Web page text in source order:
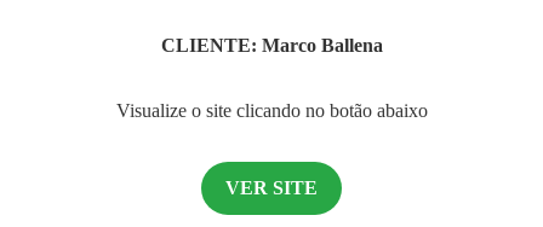
CLIENTE: Marco Ballena
Visualize o site clicando no botão abaixo
VER SITE